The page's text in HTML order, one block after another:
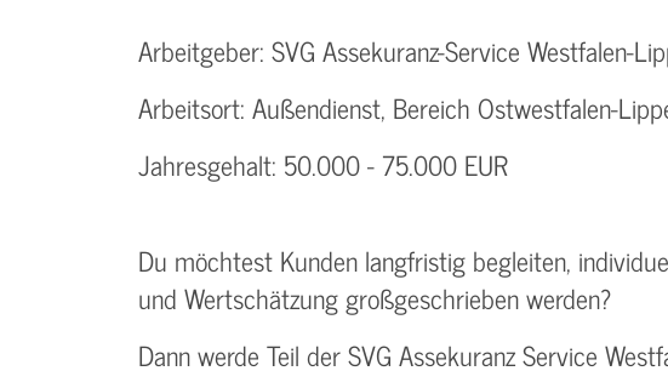
Arbeitgeber: SVG Assekuranz-Service Westfalen-
Arbeitsort: Außendienst, Bereich Ostwestfalen-
Jahresgehalt: 50.000 - 75.000 EUR
Du möchtest Kunden langfristig begleiten,
und Wertschätzung großgeschrieben werden?
Dann werde Teil der SVG Assekuranz Service